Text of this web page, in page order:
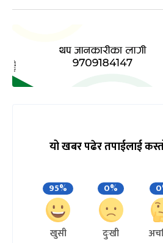
यो खबर पढेर तपाईलाई
95%
खुसी
0%
दुःखी